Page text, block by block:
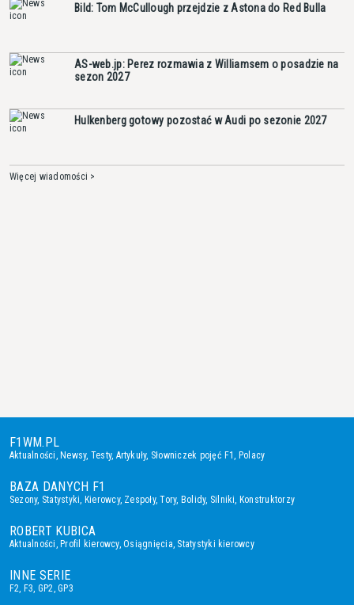
Bild: Tom McCullough przejdzie z Astona do Red Bulla
AS-web.jp: Perez rozmawia z Williamsem o posadzie na
sezon 2027
Hulkenberg gotowy pozostać w Audi po sezonie 2027
Więcej wiadomości >
F1WM.PL
Aktualności, Newsy, Testy, Artykuły, Słowniczek pojęć F1, Polacy
BAZA DANYCH F1
Sezony, Statystyki, Kierowcy, Zespoły,Tory, Bolidy, Silniki, Konstruktorzy
ROBERT KUBICA
Aktualności, Profil kierowcy,Osiągnięcia, Statystyki kierowcy
INNE SERIE
F2, F3, GP2,GP3